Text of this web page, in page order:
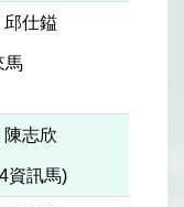
邱仕鎰
馬
陳志欣
資訊馬)